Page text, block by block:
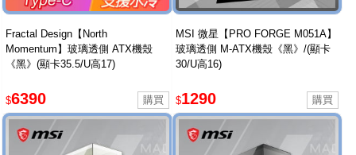
Fractal Design【North
Momentum】玻璃透側 ATX機殼
《黑》(顯卡35.5/U高17)
$6390
MSI 微星【PRO FORGE M051A】
玻璃透側 M-ATX機殼《黑》/(顯卡
30/U高16)
$1290